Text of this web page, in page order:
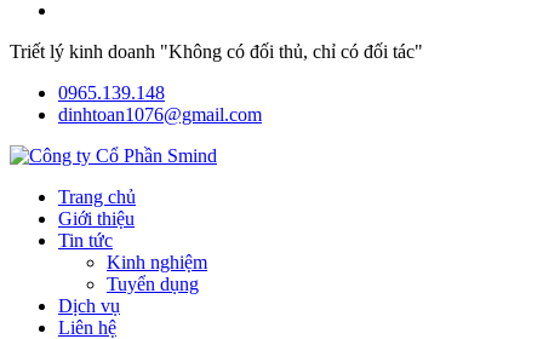
Triết lý kinh doanh "Không có đối thủ, chỉ có đối tác"
0965.139.148
dinhtoan1076@gmail.com
Trang chủ
Giới thiệu
Tin tức
Kinh nghiệm
Tuyển dụng
Dịch vụ
Liên hệ